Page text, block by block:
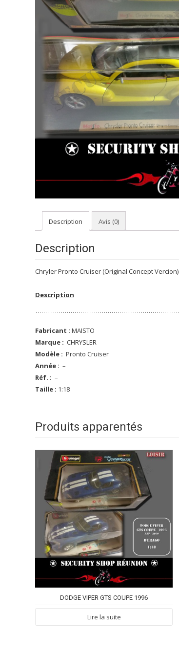
Description Avis (0)
Description
Chryler Pronto Cruiser (Original Concept Vercion)
Description
Fabricant : MAISTO
Marque : CHRYSLER
Modèle : Pronto Cruiser
Année : –
Réf. : –
Taille : 1:18
Produits apparentés
DODGE VIPER GTS COUPE 1996
Lire la suite